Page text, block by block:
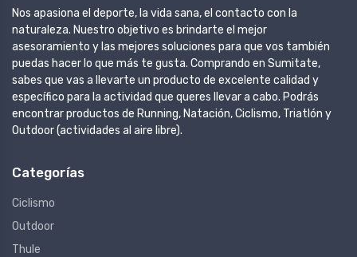
Nos apasiona el deporte, la vida sana, el contacto con la
naturaleza. Nuestro objetivo es brindarte el mejor
asesoramiento y las mejores soluciones para que vos también
puedas hacer lo que más te gusta. Comprando en Sumitate,
sabes que vas a llevarte un producto de excelente calidad y
específico para la actividad que queres llevar a cabo. Podrás
encontrar productos de Running, Natación, Ciclismo, Triatlón y
Outdoor (actividades al aire libre).
Categorías
Ciclismo
Outdoor
Thule